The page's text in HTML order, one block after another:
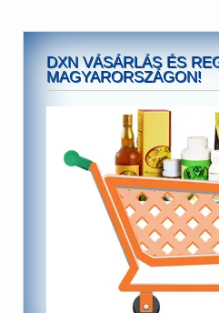
DXN VÁSÁRLÁS ÉS
MAGYARORSZÁGON!